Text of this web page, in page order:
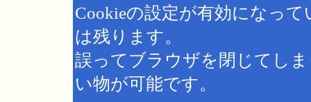
Cookieの設定が有効になっ
は残ります。
誤ってブラウザを閉じてし
い物が可能です。